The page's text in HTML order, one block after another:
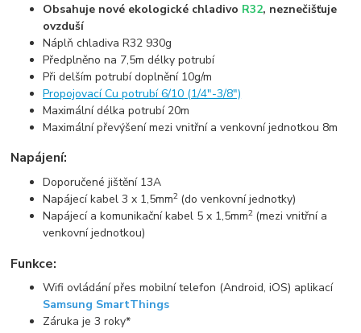
Obsahuje nové ekologické chladivo R32, neznečišťuje
ovzduší
Náplň chladiva R32 930g
Předplněno na 7,5m délky potrubí
Při delším potrubí doplnění 10g/m
Propojovací Cu potrubí 6/10 (1/4"-3/8")
Maximální délka potrubí 20m
Maximální převýšení mezi vnitřní a venkovní jednotkou 8m
Napájení:
Doporučené jištění 13A
Napájecí kabel 3 x 1,5mm2 (do venkovní jednotky)
Napájecí a komunikační kabel 5 x 1,5mm2 (mezi vnitřní a
venkovní jednotkou)
Funkce:
Wifi ovládání přes mobilní telefon (Android, iOS) aplikací
Samsung SmartThings
Záruka je 3 roky*